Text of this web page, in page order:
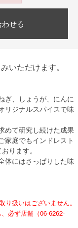
せる
いただけます。
ぎ、しょうが、にんに
リジナルスパイスで味
めて研究し続けた成果
家庭でもインドレスト
ります。
体にはさっぱりした味
扱いはございません。
必ず店舗（06-6262-